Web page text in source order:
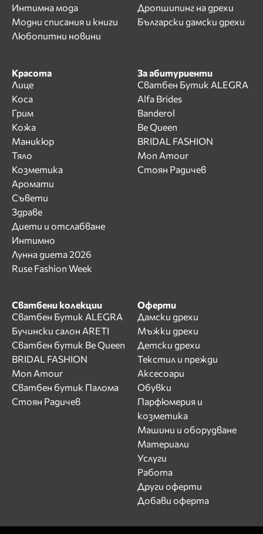
Интимна мода
Модни списания и книги
Любопитни новини
Дропшипинг на дрехи
Български дамски дрехи
Красота
Лице
Коса
Грим
Кожа
Маникюр
Тяло
Козметика
Аромати
Съвети
Здраве
Диети и отслабване
Интимно
Лунна диета 2026
Ruse Fashion Week
За абитуриенти
Сватбен Бутик ALEGRA
Alfa Brides
Banderol
Be Queen
BRIDAL FASHION
Mon Amour
Стоян Радичев
Сватбени колекции
Сватбен Бутик ALEGRA
Бучински салон ARETI
Сватбен бутик Be Queen
BRIDAL FASHION
Mon Amour
Сватбен бутик Палома
Стоян Радичев
Оферти
Дамски дрехи
Мъжки дрехи
Детски дрехи
Текстил и прежди
Аксесоари
Обувки
Парфюмерия и
козметика
Машини и оборудване
Материали
Услуги
Работа
Други оферти
Добави оферта